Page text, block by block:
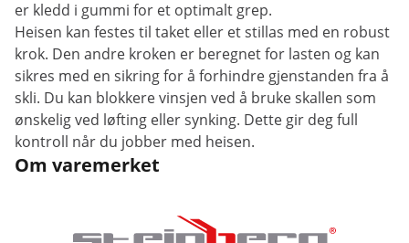
er kledd i gummi for et optimalt grep.
Heisen kan festes til taket eller et stillas med en robust
krok. Den andre kroken er beregnet for lasten og kan
sikres med en sikring for å forhindre gjenstanden fra å
skli. Du kan blokkere vinsjen ved å bruke skallen som
ønskelig ved løfting eller synking. Dette gir deg full
kontroll når du jobber med heisen.
Om varemerket